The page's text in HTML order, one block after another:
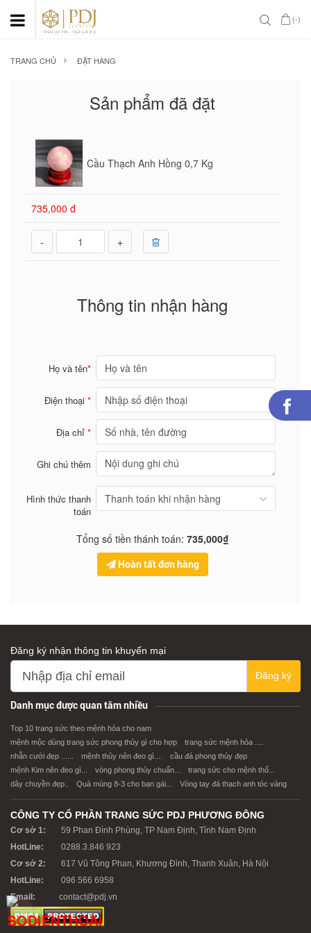
(-)
TRANG CHỦ ĐẶT HÀNG
Sản phẩm đã đặt
Cầu Thạch Anh Hồng 0,7 Kg
735,000 đ
- +
Thông tin nhận hàng
Họ và tên*
Điện thoại*
Địa chỉ*
Ghi chú thêm
Hình thức thanh
toán
Tổng số tiền thánh toán: 735,000₫
Hoàn tất đơn hàng
Đăng ký nhận thông tin khuyến mại
Đăng ký
Danh mục được quan tâm nhiều
Top 10 trang sức theo mệnh hỏa cho nam
mệnh mộc dùng trang sức phong thủy gì cho hợp
trang sức mệnh hỏa ....
nhẫn cưới đẹp ......
mệnh thủy nên đeo gì....
cầu đá phong thủy đẹp
mệnh Kim nên đeo gì...
vòng phong thủy chuẩn...
trang sức cho mệnh thổ...
dây chuyền đẹp..
Quà mùng 8-3 cho bạn gái... Vòng tay đá thạch anh tóc vàng
CÔNG TY CỔ PHẦN TRANG SỨC PDJ PHƯƠNG ĐÔNG
Cơ sở 1:
59 Phan Đình Phùng, TP Nam Định, Tỉnh Nam Định
HotLine:
0288.3.846 923
Cơ sở 2:
617 Vũ Tông Phan, Khương Đình, Thanh Xuân, Hà Nội
HotLine:
096 566 6958
Email:
contact@pdj.vn